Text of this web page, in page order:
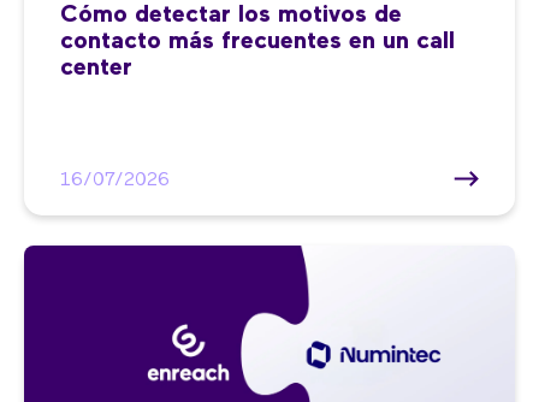
Cómo detectar los motivos de
contacto más frecuentes en un call
center
16/07/2026